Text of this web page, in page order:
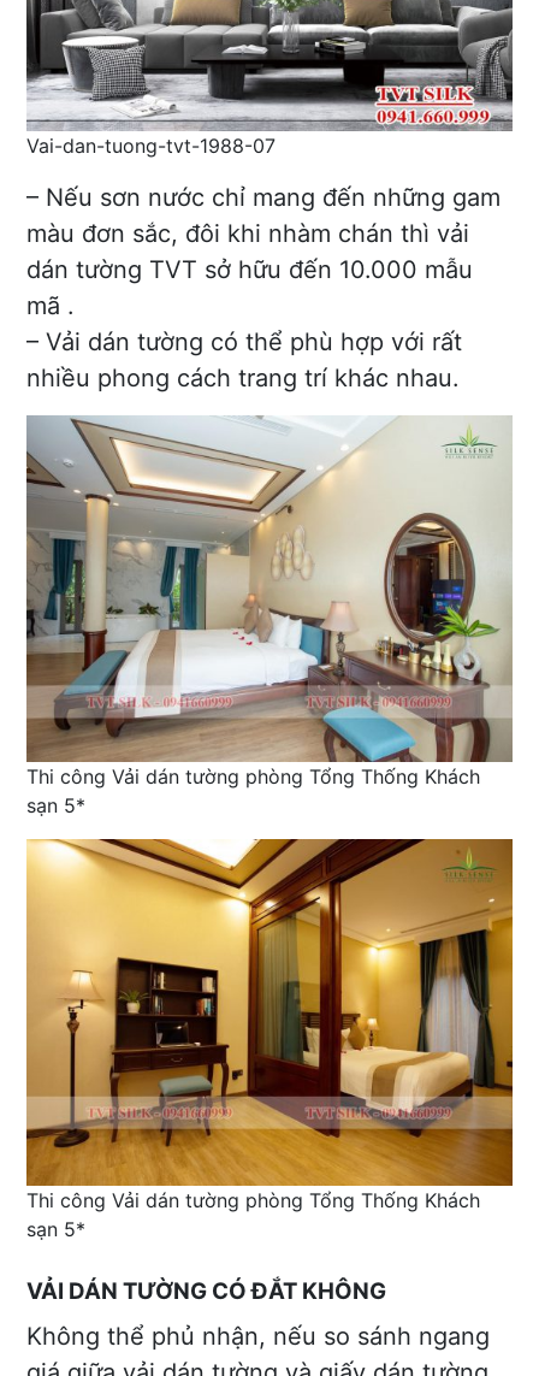
Vai-dan-tuong-tvt-1988-07
– Nếu sơn nước chỉ mang đến những gam
màu đơn sắc, đôi khi nhàm chán thì vải
dán tường TVT sở hữu đến 10.000 mẫu
mã .
– Vải dán tường có thể phù hợp với rất
nhiều phong cách trang trí khác nhau.
Thi công Vải dán tường phòng Tổng Thống Khách
sạn 5*
Thi công Vải dán tường phòng Tổng Thống Khách
sạn 5*
VẢI DÁN TƯỜNG CÓ ĐẮT KHÔNG
Không thể phủ nhận, nếu so sánh ngang